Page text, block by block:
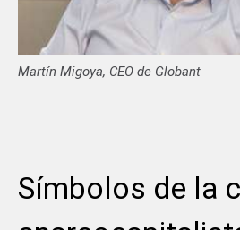
Martín Migoya, CEO de Globant
Símbolos de la